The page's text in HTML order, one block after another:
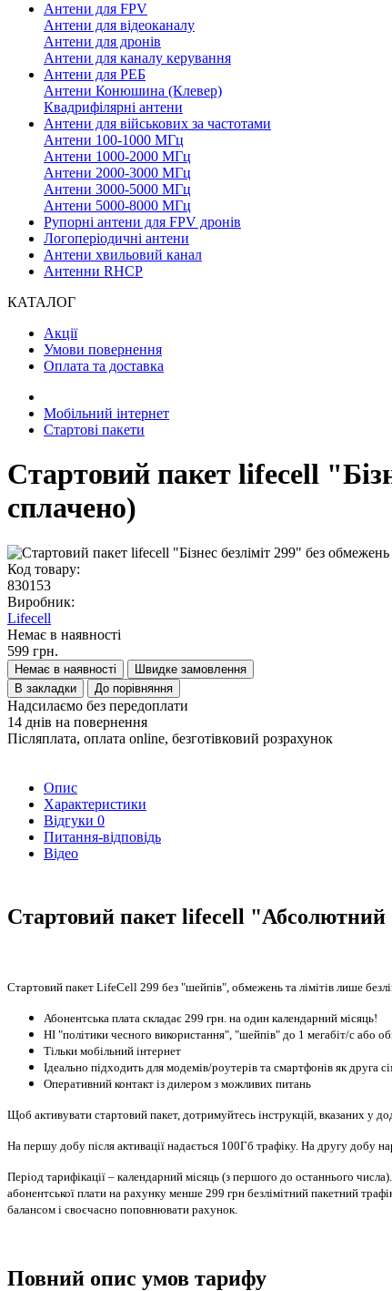
Антени для FPV
Антени для відеоканалу
Антени для дронів
Антени для каналу керування
Антени для РЕБ
Антени Конюшина (Клевер)
Квадрифілярні антени
Антени для військових за частотами
Антени 100-1000 МГц
Антени 1000-2000 МГц
Антени 2000-3000 МГц
Антени 3000-5000 МГц
Антени 5000-8000 МГц
Рупорні антени для FPV дронів
Логоперіодичні антени
Антени хвильовий канал
Антенни RHCP
КАТАЛОГ
Акції
Умови повернення
Оплата та доставка
Мобільний інтернет
Стартові пакети
Стартовий пакет lifecell
сплачено)
Код товару:
830153
Виробник:
Lifecell
Немає в наявності
599 грн.
Немає в наявності
Швидке замовлення
В закладки
До порівняння
Надсилаємо без передоплати
14 днів на повернення
Післяплата, оплата online, безготівковий розрахунок
Опис
Характеристики
Відгуки 0
Питання-відповідь
Відео
Стартовий пакет lifecell "Абсолютний
Стартовий пакет LifeCell 299 без "шейпів", обмежень та лімітів лише
Абонентська плата складає 299 грн. на один календарний місяць!
НІ "політики чесного використання", "шейпів" до 1 мегабіт/с або
Тільки мобільний інтернет
Ідеально підходить для модемів/роутерів та смартфонів як друга
Оперативний контакт із дилером з можливих питань
Щоб активувати стартовий пакет, дотримуйтесь інструкцій, вказаних у
На першу добу після активації надається 100Гб трафіку. На другу добу
Період тарифікації – календарний місяць (з першого до останнього
абонентської плати на рахунку менше 299 грн безлімітний пакетний
балансом і своєчасно поповнювати рахунок.
Повний опис умов тарифу